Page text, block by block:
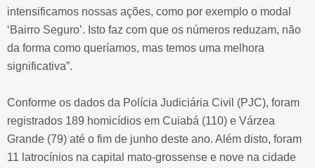
intensificamos nossas ações, como por exemplo o modal
‘Bairro Seguro’. Isto faz com que os números reduzam, não
da forma como queríamos, mas temos uma melhora
significativa”.
Conforme os dados da Polícia Judiciária Civil (PJC), foram
registrados 189 homicídios em Cuiabá (110) e Várzea
Grande (79) até o fim de junho deste ano. Além disto, foram
11 latrocínios na capital mato-grossense e nove na cidade